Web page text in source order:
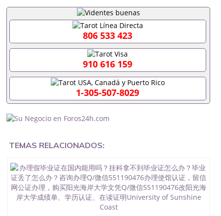
理加拿大文凭办理德国文凭 一、快速办理材料： 1、
毕业证+成绩单+留学回国人员证明+教育部认证,录取
通知书，雅思。（全套留学回国必备证明材料，给父
母及亲朋好友一份完美交代）； 2、雅思、托福，
OFFER，在读证明，学生卡等留学相关材料（申请学
校、转学，甚至是申请工签都可以用到）。 注：上述
材料，随时都可以安排办理，毕业证成绩单，学校，
专业，学位，毕业时间都可以根据客户要求安排。 国
内找工作假的毕业证可以用吗551190476假的毕业证
成绩单可以办学历认证吗551190476要定居国外需要
办理什么材料551190476入职事业单位/国企假的毕业
料551190476办理假毕业证在国内能用吗, 挂科拿不到
途辍学、挂科而没有正常毕业551190476您是否因为
常毕业而导致回国得不到教育部认证在校挂科了不想
读了,成绩不理想毕不了业怎么办551190476找工作没
有文凭怎么办,怎么办理本科/研究生文凭551190476
如何办理本科/硕士毕业证551190476网上买文凭可靠
吗551190476哪里可以买国外文凭551190476国外本
科毕业证怎么办理551190476国外大学文凭可以打工
806 533 423
910 616 159
1-305-507-8029
TEMAS RELACIONADOS: